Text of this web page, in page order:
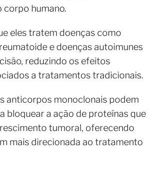
corpo humano.
eles tratem doenças como
e doenças autoimunes
reduzindo os efeitos
a tratamentos tradicionais.
anticorpos monoclonais podem
bloquear a ação de proteínas que
tumoral, oferecendo
mais direcionada ao tratamento